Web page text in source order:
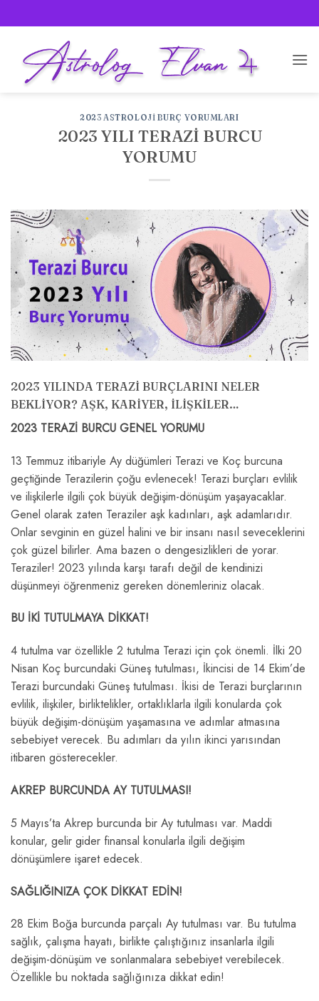
atla
2023 ASTROLOJI BURÇ YORUMLARI
2023 YILI TERAZİ BURCU
YORUMU
2023 YILINDA TERAZİ BURÇLARINI NELER
BEKLİYOR? AŞK, KARİYER, İLİŞKİLER…
2023 TERAZİ BURCU GENEL YORUMU
13 Temmuz itibariyle Ay düğümleri Terazi ve Koç burcuna
geçtiğinde Terazilerin çoğu evlenecek! Terazi burçları evlilik
ve ilişkilerle ilgili çok büyük değişim-dönüşüm yaşayacaklar.
Genel olarak zaten Teraziler aşk kadınları, aşk adamlarıdır.
Onlar sevginin en güzel halini ve bir insanı nasıl seveceklerini
çok güzel bilirler. Ama bazen o dengesizlikleri de yorar.
Teraziler! 2023 yılında karşı tarafı değil de kendinizi
düşünmeyi öğrenmeniz gereken dönemleriniz olacak.
BU İKİ TUTULMAYA DİKKAT!
4 tutulma var özellikle 2 tutulma Terazi için çok önemli. İlki 20
Nisan Koç burcundaki Güneş tutulması, İkincisi de 14 Ekim’de
Terazi burcundaki Güneş tutulması. İkisi de Terazi burçlarının
evlilik, ilişkiler, birliktelikler, ortaklıklarla ilgili konularda çok
büyük değişim-dönüşüm yaşamasına ve adımlar atmasına
sebebiyet verecek. Bu adımları da yılın ikinci yarısından
itibaren gösterecekler.
AKREP BURCUNDA AY TUTULMASI!
5 Mayıs’ta Akrep burcunda bir Ay tutulması var. Maddi
konular, gelir gider finansal konularla ilgili değişim
dönüşümlere işaret edecek.
SAĞLIĞINIZA ÇOK DİKKAT EDİN!
28 Ekim Boğa burcunda parçalı Ay tutulması var. Bu tutulma
sağlık, çalışma hayatı, birlikte çalıştığınız insanlarla ilgili
değişim-dönüşüm ve sonlanmalara sebebiyet verebilecek.
Özellikle bu noktada sağlığınıza dikkat edin!